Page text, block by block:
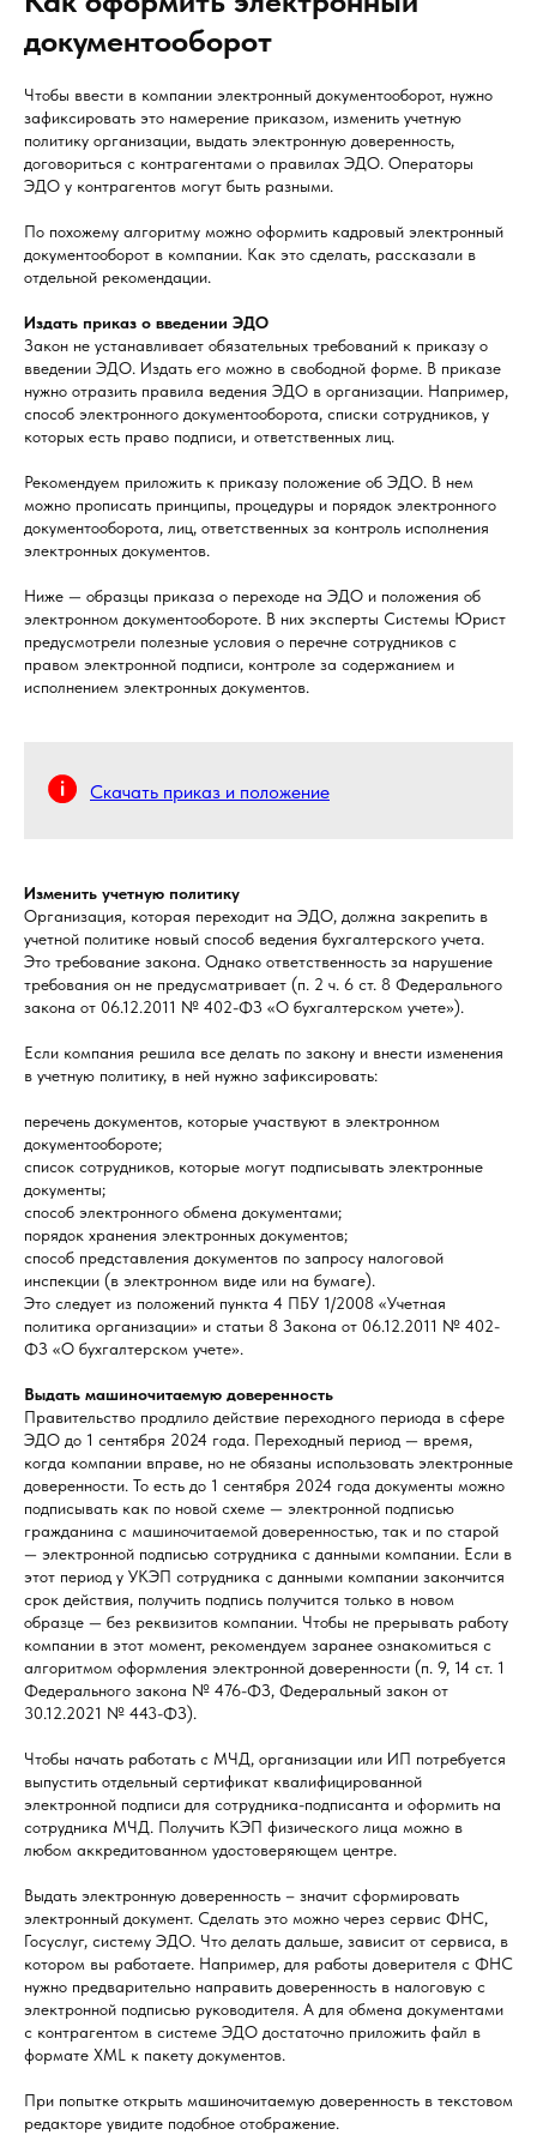
документооборот
Чтобы ввести в компании электронный документооборот, нужно
зафиксировать это намерение приказом, изменить учетную
политику организации, выдать электронную доверенность,
договориться с контрагентами о правилах ЭДО. Операторы
ЭДО у контрагентов могут быть разными.
По похожему алгоритму можно оформить кадровый электронный
документооборот в компании. Как это сделать, рассказали в
отдельной рекомендации.
Издать приказ о введении ЭДО
Закон не устанавливает обязательных требований к приказу о
введении ЭДО. Издать его можно в свободной форме. В приказе
нужно отразить правила ведения ЭДО в организации. Например,
способ электронного документооборота, списки сотрудников, у
которых есть право подписи, и ответственных лиц.
Рекомендуем приложить к приказу положение об ЭДО. В нем
можно прописать принципы, процедуры и порядок электронного
документооборота, лиц, ответственных за контроль исполнения
электронных документов.
Ниже — образцы приказа о переходе на ЭДО и положения об
электронном документообороте. В них эксперты Системы Юрист
предусмотрели полезные условия о перечне сотрудников с
правом электронной подписи, контроле за содержанием и
исполнением электронных документов.
Скачать приказ и положение
Изменить учетную политику
Организация, которая переходит на ЭДО, должна закрепить в
учетной политике новый способ ведения бухгалтерского учета.
Это требование закона. Однако ответственность за нарушение
требования он не предусматривает (п. 2 ч. 6 ст. 8 Федерального
закона от 06.12.2011 № 402-ФЗ «О бухгалтерском учете»).
Если компания решила все делать по закону и внести изменения
в учетную политику, в ней нужно зафиксировать:
перечень документов, которые участвуют в электронном
документообороте;
список сотрудников, которые могут подписывать электронные
документы;
способ электронного обмена документами;
порядок хранения электронных документов;
способ представления документов по запросу налоговой
инспекции (в электронном виде или на бумаге).
Это следует из положений пункта 4 ПБУ 1/2008 «Учетная
политика организации» и статьи 8 Закона от 06.12.2011 № 402-
ФЗ «О бухгалтерском учете».
Выдать машиночитаемую доверенность
Правительство продлило действие переходного периода в сфере
ЭДО до 1 сентября 2024 года. Переходный период — время,
когда компании вправе, но не обязаны использовать электронные
доверенности. То есть до 1 сентября 2024 года документы можно
подписывать как по новой схеме — электронной подписью
гражданина с машиночитаемой доверенностью, так и по старой
— электронной подписью сотрудника с данными компании. Если в
этот период у УКЭП сотрудника с данными компании закончится
срок действия, получить подпись получится только в новом
образце — без реквизитов компании. Чтобы не прерывать работу
компании в этот момент, рекомендуем заранее ознакомиться с
алгоритмом оформления электронной доверенности (п. 9, 14 ст. 1
Федерального закона № 476-ФЗ, Федеральный закон от
30.12.2021 № 443-ФЗ).
Чтобы начать работать с МЧД, организации или ИП потребуется
выпустить отдельный сертификат квалифицированной
электронной подписи для сотрудника-подписанта и оформить на
сотрудника МЧД. Получить КЭП физического лица можно в
любом аккредитованном удостоверяющем центре.
Выдать электронную доверенность – значит сформировать
электронный документ. Сделать это можно через сервис ФНС,
Госуслуг, систему ЭДО. Что делать дальше, зависит от сервиса, в
котором вы работаете. Например, для работы доверителя с ФНС
нужно предварительно направить доверенность в налоговую с
электронной подписью руководителя. А для обмена документами
с контрагентом в системе ЭДО достаточно приложить файл в
формате XML к пакету документов.
При попытке открыть машиночитаемую доверенность в текстовом
редакторе увидите подобное отображение.